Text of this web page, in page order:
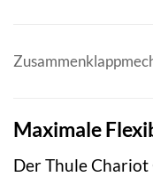
Maximale
Der Thule Chariot